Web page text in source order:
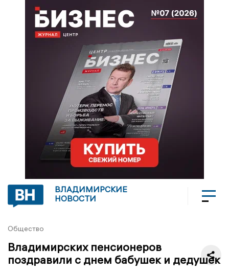
ВЛАДИМИРСКИЕ
НОВОСТИ
Общество
Владимирских пенсионеров
поздравили с днем бабушек и дедушек